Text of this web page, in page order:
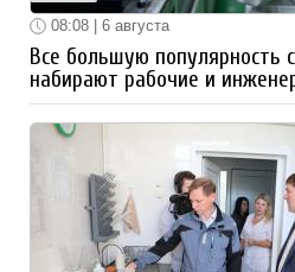
08:08 | 6 августа
Все большую популярность
набирают рабочие и